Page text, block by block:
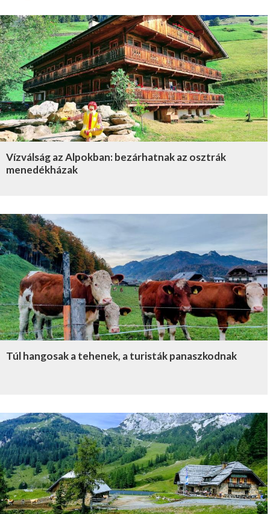
Vízválság az Alpokban: bezárhatnak az osztrák
menedékházak
Túl hangosak a tehenek, a turisták panaszkodnak